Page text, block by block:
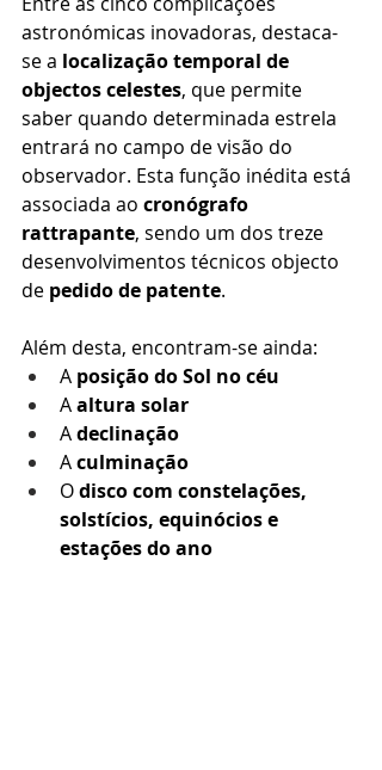
astronómicas inovadoras, destaca-
se a localização temporal de
objectos celestes, que permite
saber quando determinada estrela
entrará no campo de visão do
observador. Esta função inédita está
associada ao cronógrafo
rattrapante, sendo um dos treze
desenvolvimentos técnicos objecto
de pedido de patente.
Além desta, encontram-se ainda:
A posição do Sol no céu
A altura solar
A declinação
A culminação
O disco com constelações,
solstícios, equinócios e
estações do ano